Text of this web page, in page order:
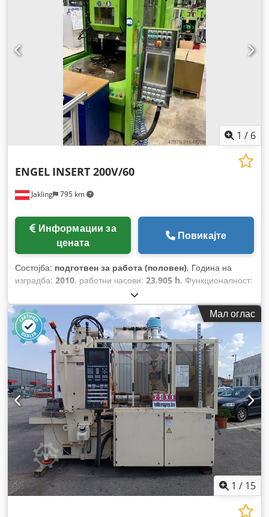
1 / 6
Jakling 795 km
ENGEL INSERT 200V/60
цената
Повикајте
Состојба: подготвен за работа (половен), Година на
изградба: 2010, работни часови: 23.905 h, Функционалност:
, стегачка сила:
на завртката:35 мм, запремнина на моторот:135 см³,
притисок на вбризгување:2.221 греда
, ход на отворање:
335 мм, вкупна должина:2.420 мм, вкупна ширина:
1.700
мм, вкупна висина:3.100 мм, вкупна тежина:6.700 кг ,
Опрема:документација / прирачник,
Мал оглас
1 / 15